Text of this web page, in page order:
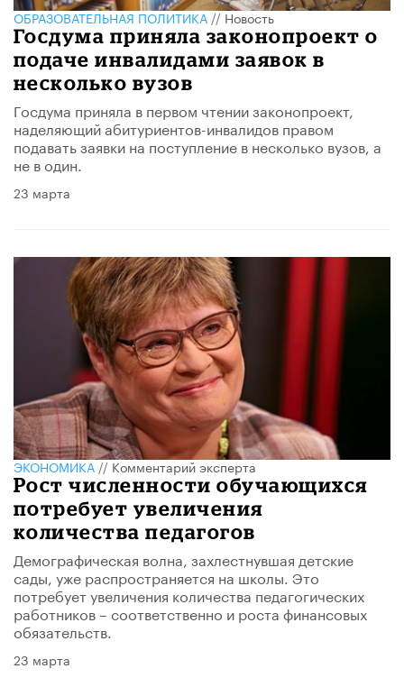
ОБРАЗОВАТЕЛЬНАЯ ПОЛИТИКА//Новость
Госдума приняла законопроект о
подаче инвалидами заявок в
несколько вузов
Госдума приняла в первом чтении законопроект,
наделяющий абитуриентов-инвалидов правом
подавать заявки на поступление в несколько вузов, а
не в один.
23 марта
ЭКОНОМИКА//Комментарий эксперта
Рост численности обучающихся
потребует увеличения
количества педагогов
Демографическая волна, захлестнувшая детские
сады, уже распространяется на школы. Это
потребует увеличения количества педагогических
работников – соответственно и роста финансовых
обязательств.
23 марта